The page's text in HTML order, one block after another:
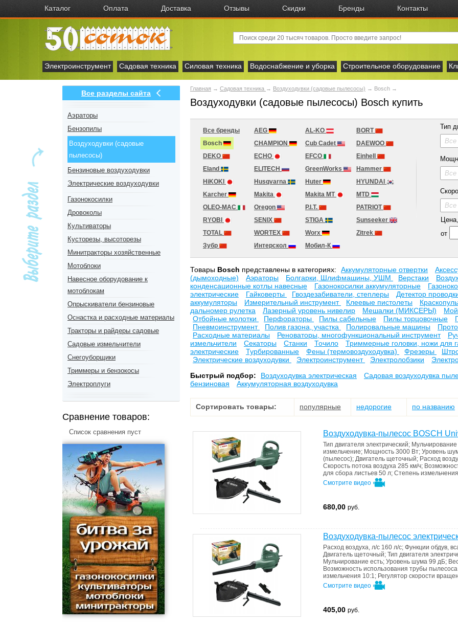
Каталог Оплата Доставка Отзывы Скидки Бренды Контакты
Электроинструмент
Садовая техника Силовая техника Водоснабжение и уборка Строительное оборудование
Все разделы сайта
Аэраторы
Бензопилы
Воздуходувки (садовые
пылесосы)
Бензиновые воздуходувки
Электрические воздуходувки
Газонокосилки
Дровоколы
Культиваторы
Кусторезы, высоторезы
Минитракторы хозяйственные
Мотоблоки
Навесное оборудование к
мотоблокам
Опрыскиватели бензиновые
Оснастка и расходные материалы
Тракторы и райдеры садовые
Садовые измельчители
Снегоуборщики
Триммеры и бензокосы
Электроплуги
Сравнение товаров:
Список сравнения пуст
Главная → Садовая техника → Воздуходувки (садовые пылесосы) → Bosch →
Воздуходувки (садовые пылесосы) Bosch купить
Все бренды AEG AL-KO
BORT
Bosch
CHAMPION Cub Cadet
DAEWOO
DEKO
ECHO EFCO
Einhell
Eland
ELITECH GreenWorks
Hammer
HiKOKI
Husqvarna Huter
HYUNDAI
Karcher
Makita Makita MT
MTD
OLEO-MAC
Oregon P.I.T.
PATRIOT
RYOBI
SENIX STIGA
Sunseeker
TOTAL
WORTEX Worx
Zitrek
Зубр
Интерскол Мобил-К
Тип
Все
Все
Все
от
Товары Bosch представлены в категориях: Аккумуляторные отвертки
(дымоходные)
Аэраторы Болгарки, Шлифмашины, УШМ Верстаки
конденсационные котлы навесные
Газонокосилки аккумуляторные
электрические
Гайковерты Гвоздезабиватели, степлеры Детектор
аккумуляторы
Измерительный инструмент Клеевые пистолеты
дальномер рулетка
Лазерный уровень нивелир Мешалки (МИКСЕРЫ)
Отбойные молотки
Перфораторы Пилы сабельные Пилы торцовочные
Пневмоинструмент
Полив газона, участка Полировальные машины
Расходные материалы
Реноваторы, многофункциональный инструмент
измельчители
Секаторы Станки Точило Триммерные головки, ножи для
электрические
Турбированные Фены (термовоздуходувка) Фрезеры
Электрические воздуходувки
Электроинструмент Электролобзики
Быстрый подбор:
Воздуходувка электрическая Садовая воздуходувка
бензиновая
Аккумуляторная воздуходувка
Сортировать товары: популярные недорогие по названию
Воздуходувка-пылесос BOSCH
Тип двигателя электрический; Мульчирование
измельчение; Мощность 3000 Вт; Уровень
(пылесос); Двигатель щеточный; Расход
Скорость потока воздуха 285 км/ч;
для сбора листьев 50 л; Степень измельчения
Смотрите видео
680,00 руб.
Воздуходувка-пылесос
Расход воздуха, л/с 160 л/с; Функции обдув,
Двигатель щеточный; Тип двигателя
Мульчирование есть; Уровень шума 99 дБ;
Возможность использования трубы пылесоса
измельчения 10:1; Регулятор скорости
Смотрите видео
405,00 руб.